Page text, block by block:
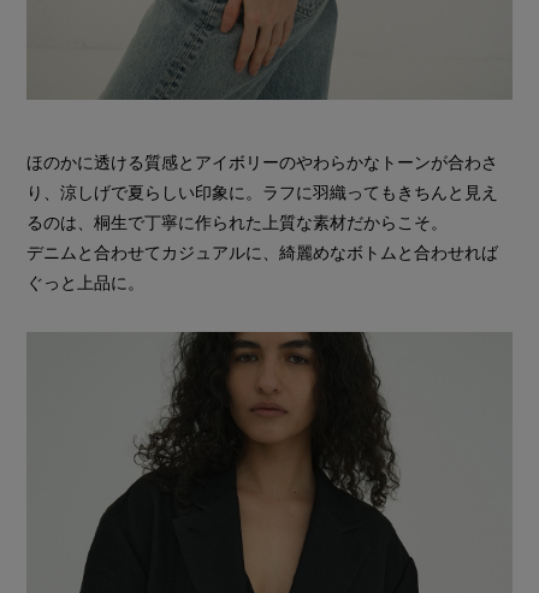
ほのかに透ける質感とアイボリーのやわらかなトーンが合わさ
り、涼しげで夏らしい印象に。ラフに羽織ってもきちんと見え
るのは、桐生で丁寧に作られた上質な素材だからこそ。
デニムと合わせてカジュアルに、綺麗めなボトムと合わせれば
ぐっと上品に。